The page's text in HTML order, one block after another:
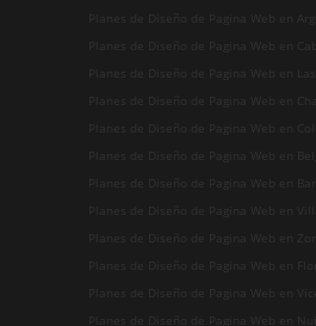
Planes de Diseño de Pagina Web en
Planes de Diseño de Pagina Web en
Planes de Diseño de Pagina Web en Las
Planes de Diseño de Pagina Web en
Planes de Diseño de Pagina Web en
Planes de Diseño de Pagina Web en
Planes de Diseño de Pagina Web en
Planes de Diseño de Pagina Web en
Planes de Diseño de Pagina Web en
Planes de Diseño de Pagina Web en
Planes de Diseño de Pagina Web en
Planes de Diseño de Pagina Web en